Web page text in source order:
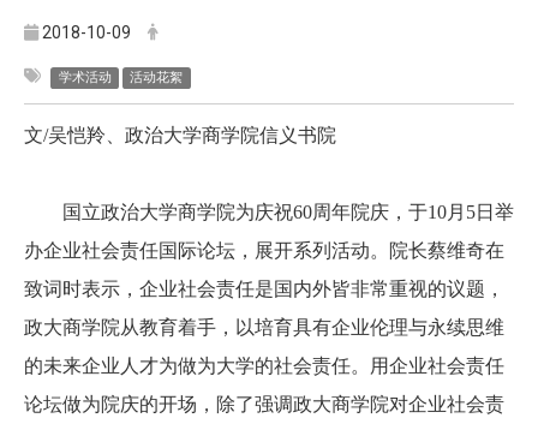
2018-10-09
学术活动 活动花絮
文/吴恺羚、政治大学商学院信义书院
国立政治大学商学院为庆祝60周年院庆，于10月5日举
办企业社会责任国际论坛，展开系列活动。
院长蔡维奇在
致词时表示，企业社会责任是国内外皆非常重视的议题，
政大商学院从教育着手，以培育具有企业伦理与永续思维
的未来企业人才为做为大学的社会责任。用企业社会责任
论坛做为院庆的开场，除了强调政大商学院对企业社会责